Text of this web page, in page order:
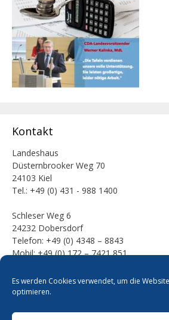
Es werden Cookies verwendet, um die
optimieren.
Kontakt
Landeshaus
Düsternbrooker Weg 70
24103 Kiel
Tel.: +49 (0) 431 - 988 1400
Schleser Weg 6
24232 Dobersdorf
Telefon: +49 (0) 4348 – 8843
Mobil: +49 (0) 172 – 7421 851
E-Mail:
mail [at] werner-kalinka [dot] de